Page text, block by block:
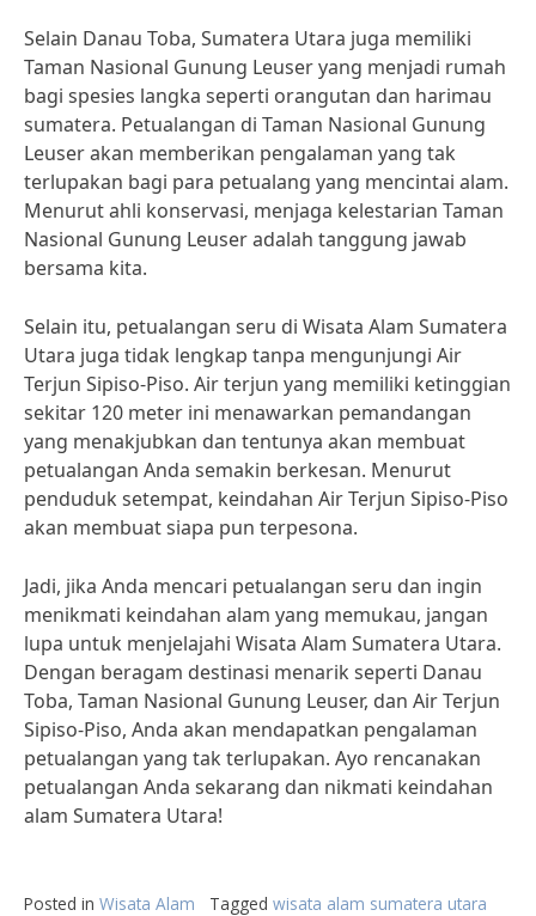
Selain Danau Toba, Sumatera Utara juga memiliki
Taman Nasional Gunung Leuser yang menjadi rumah
bagi spesies langka seperti orangutan dan harimau
sumatera. Petualangan di Taman Nasional Gunung
Leuser akan memberikan pengalaman yang tak
terlupakan bagi para petualang yang mencintai alam.
Menurut ahli konservasi, menjaga kelestarian Taman
Nasional Gunung Leuser adalah tanggung jawab
bersama kita.
Selain itu, petualangan seru di Wisata Alam Sumatera
Utara juga tidak lengkap tanpa mengunjungi Air
Terjun Sipiso-Piso. Air terjun yang memiliki ketinggian
sekitar 120 meter ini menawarkan pemandangan
yang menakjubkan dan tentunya akan membuat
petualangan Anda semakin berkesan. Menurut
penduduk setempat, keindahan Air Terjun Sipiso-Piso
akan membuat siapa pun terpesona.
Jadi, jika Anda mencari petualangan seru dan ingin
menikmati keindahan alam yang memukau, jangan
lupa untuk menjelajahi Wisata Alam Sumatera Utara.
Dengan beragam destinasi menarik seperti Danau
Toba, Taman Nasional Gunung Leuser, dan Air Terjun
Sipiso-Piso, Anda akan mendapatkan pengalaman
petualangan yang tak terlupakan. Ayo rencanakan
petualangan Anda sekarang dan nikmati keindahan
alam Sumatera Utara!
Posted in Wisata Alam Tagged wisata alam sumatera utara